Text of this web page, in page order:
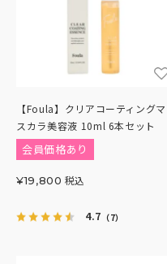
【Foula】クリアコーティングマ
スカラ美容液 10ml 6本セット
会員価格あり
¥19,800 税込
4.7 （7）